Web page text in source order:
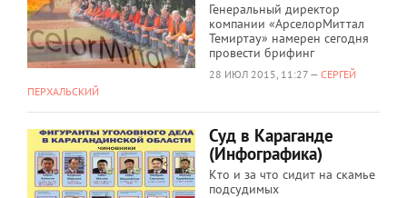
Генеральный директор
компании «АрселорМиттал
Темиртау» намерен сегодня
провести брифинг
28 ИЮЛ 2015, 11:27 — СЕРГЕЙ
ПЕРХАЛЬСКИЙ
Суд в Караганде
(Инфографика)
Кто и за что сидит на скамье
подсудимых